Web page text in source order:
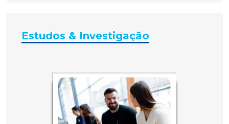
Estudos & Investigação